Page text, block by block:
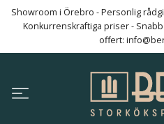
Showroom i Örebro - Personlig
Konkurrenskraftiga priser -
offert: